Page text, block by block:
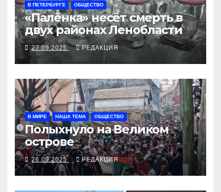
В ПЕТЕРБУРГЕ ОБЩЕСТВО
«Палёнка» несёт смерть в
двух районах Ленобласти
27.09.2025 РЕДАКЦИЯ
В МИРЕ НАША ТЕМА ОБЩЕСТВО
Полыхнуло на Великом
острове
26.09.2025 РЕДАКЦИЯ